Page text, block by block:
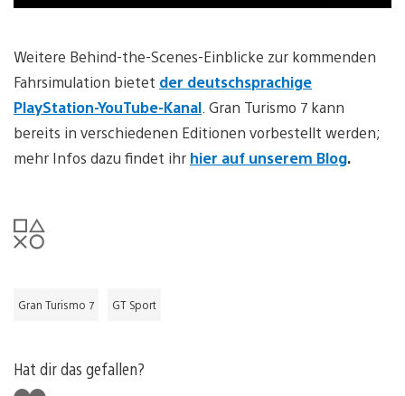
Weitere Behind-the-Scenes-Einblicke zur kommenden
Fahrsimulation bietet der deutschsprachige
PlayStation-YouTube-Kanal . Gran Turismo 7 kann
bereits in verschiedenen Editionen vorbestellt werden;
mehr Infos dazu findet ihr hier auf unserem Blog.
Gran Turismo 7 GT Sport
Hat dir das gefallen?